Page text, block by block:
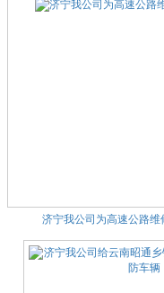
济宁我公司为高速公路维